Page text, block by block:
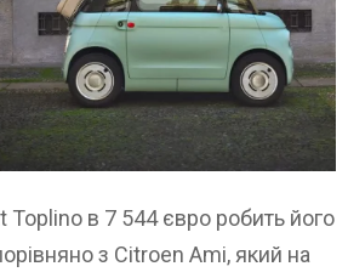
Toplino в 7 544 євро робить його
з Citroen Ami, який на